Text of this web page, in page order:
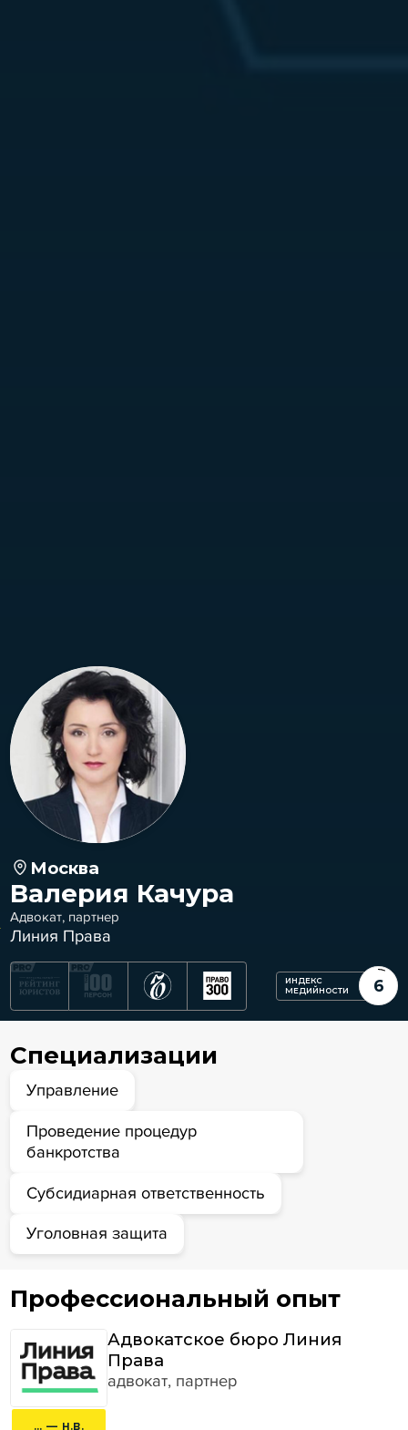
Москва
Валерия Качура
Адвокат, партнер
Линия Права
ИНДЕКС
МЕДИЙНОСТИ
6
Специализации
Управление
Проведение процедур
банкротства
Субсидиарная ответственность
Уголовная защита
Профессиональный опыт
... — н.в.
Адвокатское бюро Линия
Права
адвокат, партнер